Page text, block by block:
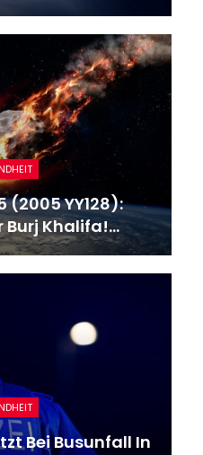
(2005 YY128):
Burj Khalifa!…
Bei Busunfall In